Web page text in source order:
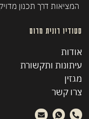
המציאות דרך תכנון
סטודיו רונית מרום
אודות
עיתונות ותקשורת
מגזין
צרו קשר